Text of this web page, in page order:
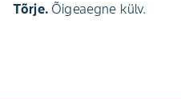
Tõrje. Õigeaegne külv.